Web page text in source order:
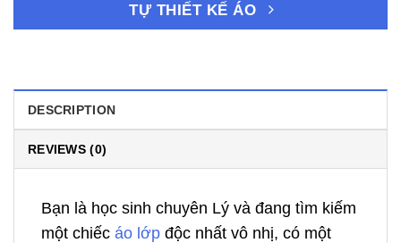
TỰ THIẾT KẾ ÁO
DESCRIPTION
REVIEWS (0)
Bạn là học sinh chuyên Lý và đang tìm kiếm
một chiếc áo lớp độc nhất vô nhị, có một